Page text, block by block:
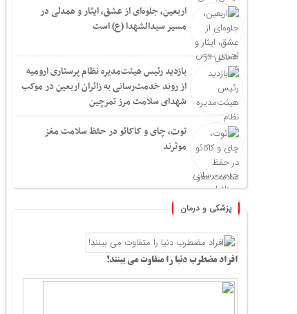
اربعین، جلوه‌ای از عشق، ایثار و همدلی در
مسیر سیدالشهدا (ع) است
بازدید رئیس هیئت‌مدیره نظام پرستاری ارومیه
از روند خدمت‌رسانی به زائران اربعین در موکب
شهدای سلامت مرز تمرچین
توت، چای و کاکائو در حفظ سلامت مغز
موثرند
پزشکی و درمان
افراد مضطرب دنیا را متفاوت می بینند!